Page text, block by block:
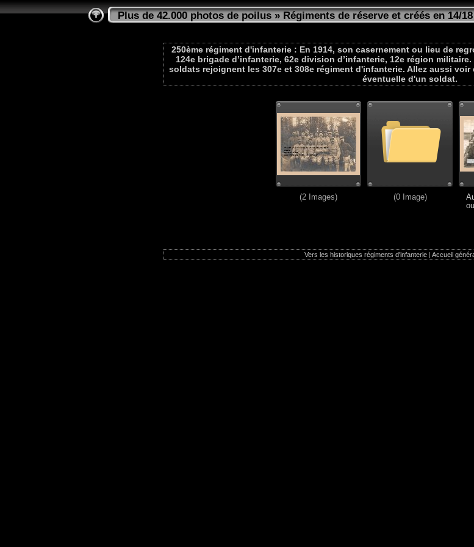
Plus de 42.000 photos de poilus»Régiments de réserve et créés en 14/18
250ème régiment d'infanterie : En 1914, son casernement ou lieu de
124e brigade d’infanterie, 62e division d’infanterie, 12e région
soldats rejoignent les 307e et 308e régiment d'infanterie. Allez aussi
éventuelle d'un soldat.
(2 Images) (0 Image)
Vers les historiques régiments d'infanterie| Accueil